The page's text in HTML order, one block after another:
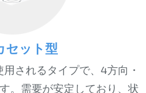
セット型
されるタイプで、4方向・
。需要が安定しており、状